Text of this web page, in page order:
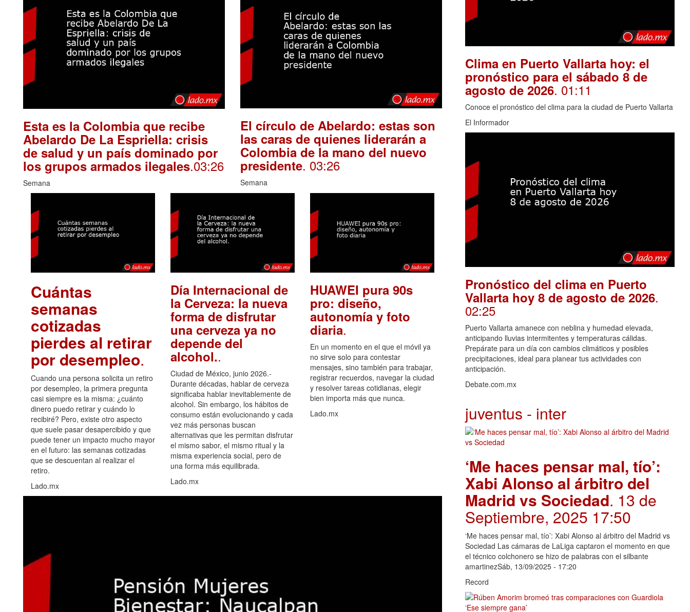
Esta es la Colombia que recibe
Abelardo De La Espriella: crisis
de salud y un país dominado por
los grupos armados ilegales.03:26
Semana
El círculo de Abelardo: estas son
las caras de quienes liderarán a
Colombia de la mano del nuevo
presidente. 03:26
Semana
Cuántas
semanas
cotizadas
pierdes al retirar
por desempleo.
Cuando una persona solicita un retiro
por desempleo, la primera pregunta
casi siempre es la misma: ¿cuánto
dinero puedo retirar y cuándo lo
recibiré? Pero, existe otro aspecto
que suele pasar desapercibido y que
puede tener un impacto mucho mayor
en el futuro: las semanas cotizadas
que se descuentan al realizar el
retiro.
Lado.mx
Día Internacional de
la Cerveza: la nueva
forma de disfrutar
una cerveza ya no
depende del
alcohol..
Ciudad de México, junio 2026.-
Durante décadas, hablar de cerveza
significaba hablar inevitablemente de
alcohol. Sin embargo, los hábitos de
consumo están evolucionando y cada
vez más personas buscan
alternativas que les permitan disfrutar
el mismo sabor, el mismo ritual y la
misma experiencia social, pero de
una forma más equilibrada.
Lado.mx
HUAWEI pura 90s
pro: diseño,
autonomía y foto
diaria.
En un momento en el que el móvil ya
no sirve solo para contestar
mensajes, sino también para trabajar,
registrar recuerdos, navegar la ciudad
y resolver tareas cotidianas, elegir
bien importa más que nunca.
Lado.mx
Clima en Puerto Vallarta hoy: el
pronóstico para el sábado 8 de
agosto de 2026. 01:11
Conoce el pronóstico del clima para la ciudad de Puerto Vallarta
El Informador
Pronóstico del clima en Puerto
Vallarta hoy 8 de agosto de 2026.
02:25
Puerto Vallarta amanece con neblina y humedad elevada,
anticipando lluvias intermitentes y temperaturas cálidas.
Prepárate para un día con cambios climáticos y posibles
precipitaciones, ideal para planear tus actividades con
anticipación.
Debate.com.mx
juventus - inter
‘Me haces pensar mal, tío’:
Xabi Alonso al árbitro del
Madrid vs Sociedad. 13 de
Septiembre, 2025 17:50
‘Me haces pensar mal, tío’: Xabi Alonso al árbitro del Madrid vs
Sociedad Las cámaras de LaLiga captaron el momento en que
el técnico colchonero se hizo de palabras con el silbante
amartinezSáb, 13/09/2025 - 17:20
Record